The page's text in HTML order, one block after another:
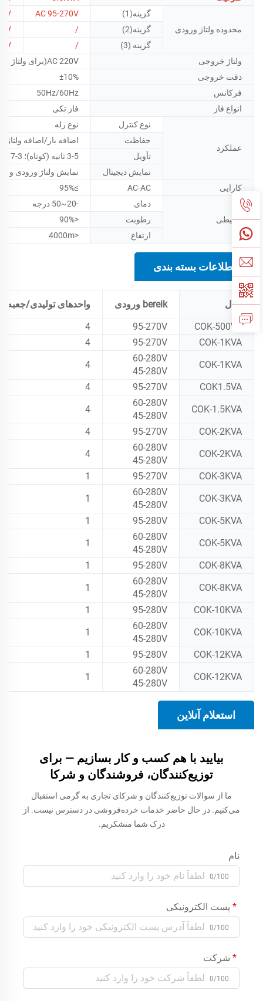
محدوده ولتاژ ورودی
گزینه(1) AC 95-270V
گزینه(2)
/
گزینه (3)
/
ولتاژ خروجی
AC 220V(برای ولتاژ منطقه ای سفارشی شده است.)
دقت خروجی
±10%
فرکانس
50Hz/60Hz
انواع فاز
فاز تکی
عملکرد
نوع کنترل
نوع رله
حفاظت
اضافه بار/اضافه ولتاژ/
تأویل
3-5 ثانیه (کوتاه)؛ 3-7 دقیقه (بلند)
نمایش دیجیتال
نمایش ولتاژ ورودی و
کارایی
AC-AC
≥95%
محیطی
دمای
-20~50 درجه
رطوبت
<90%
ارتفاع
<4000m
اطلاعات بسته بندی
مدل bereik ورودی
واحدهای تولیدی/جعبه
COK-500VA
95-270V
4
COK-1KVA
95-270V
4
COK-1KVA
60-280V
45-280V
4
COK1.5VA
95-270V
4
COK-1.5KVA
60-280V
45-280V
4
COK-2KVA
95-270V
4
COK-2KVA
60-280V
45-280V
4
COK-3KVA
95-270V
1
COK-3KVA
60-280V
45-280V
1
COK-5KVA
95-280V
1
COK-5KVA
60-280V
45-280V
1
COK-8KVA
95-280V
1
COK-8KVA
60-280V
45-280V
1
COK-10KVA
95-280V
1
COK-10KVA
60-280V
45-280V
1
COK-12KVA
95-280V
1
COK-12KVA
60-280V
45-280V
1
استعلام آنلاین
بیایید با هم کسب و کار بسازیم — برای
توزیع‌کنندگان، فروشندگان و شرکا
ما از سوالات توزیع‌کنندگان و شرکای تجاری به گرمی استقبال
می‌کنیم. در حال حاضر خدمات خرده‌فروشی در دسترس نیست. از
درک شما متشکریم.
نام
0/100
پست الکترونیکی
0/100
شرکت
0/100